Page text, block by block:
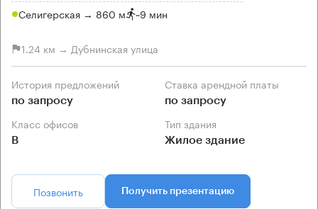
Селигерская → 860 м ~9 мин
1.24 км → Дубнинская улица
История предложений
по запросу
Ставка арендной платы
по запросу
Класс офисов
B
Тип здания
Жилое здание
Позвонить Получить презентацию